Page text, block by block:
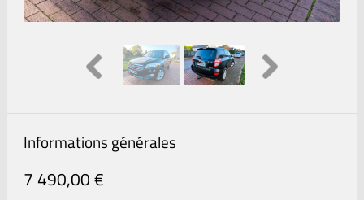
Informations générales
7 490,00 €